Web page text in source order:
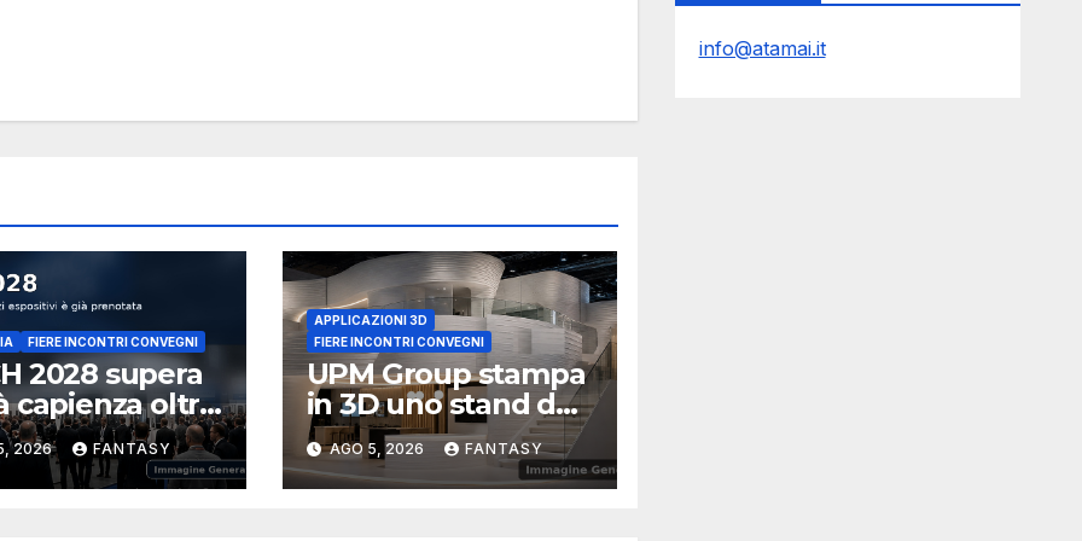
FIERE INCONTRI CONVEGNI
2028 supera
capienza oltre
metri
già
2026 FANTASY
APPLICAZIONI 3D
FIERE INCONTRI CONVEGNI
UPM Group stampa
in 3D uno stand da
100 m² per
EuroShop 2026
AGO 5, 2026 FANTASY
info@atamai.it